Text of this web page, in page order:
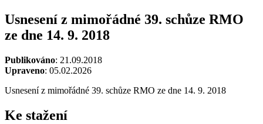
Usnesení z mimořádné 39. schůze RMO
ze dne 14. 9. 2018
Publikováno: 21.09.2018
Upraveno: 05.02.2026
Usnesení z mimořádné 39. schůze RMO ze dne 14. 9. 2018
Ke stažení